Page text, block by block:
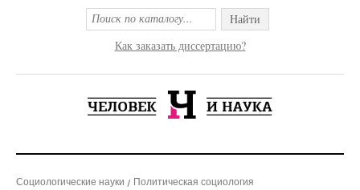
Найти
Как заказать диссертацию?
Социологические науки Политическая социология